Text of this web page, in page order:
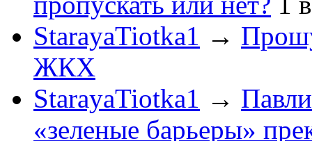
StarayaTiotka1 →
ЖКХ
StarayaTiotka1 →
«зеленые барьеры»